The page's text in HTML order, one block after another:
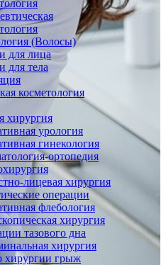
(Волосы)
для лица
для тела
косметология
хирургия
урология
гинекология
ортопедия
лицевая хирургия
операции
флебология
хирургия
тазового дна
хирургия
хирургии грыж